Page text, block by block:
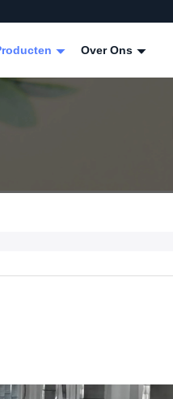
Over Ons